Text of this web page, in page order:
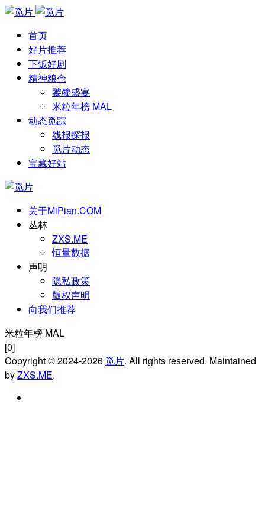
首页
好片推荐
下饭好剧
精神粮仓
饕餮盛宴
米粒年榜 MAL
动态觅踪
线报探报
觅片动态
宝藏好站
关于MiPian.COM
丛林
ZXS.ME
恒量数据
声明
隐私政策
版权声明
向我们推荐
米粒年榜 MAL
[0]
Copyright © 2024-2026 觅片. All rights reserved. Maintained
byZXS.ME.